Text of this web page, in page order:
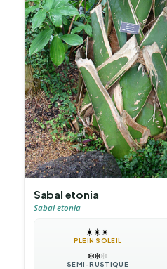
Sabal etonia
Sabal etonia
☀️☀️☀️
PLEIN SOLEIL
❄️❄️❄️
SEMI-RUSTIQUE